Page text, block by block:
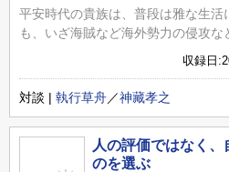
平安時代の貴族は、普段は雅な生活
も、いざ海賊など海外勢力の侵攻な
収録日
対談 | 執行草舟／神藏孝之
人の評価ではなく
のを選ぶ